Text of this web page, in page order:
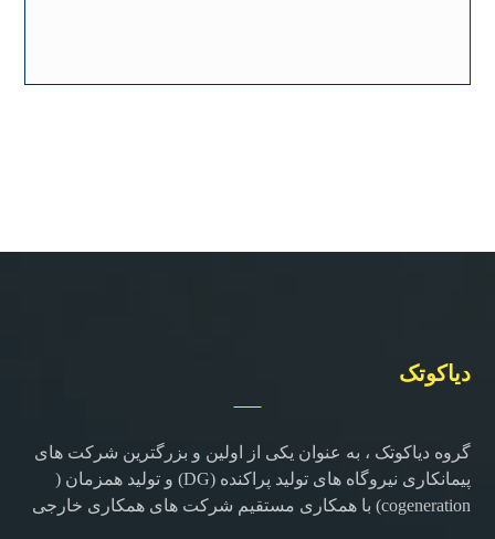
دیاکوتک
گروه دیاکوتک ، به عنوان یکی از اولین و بزرگترین شرکت های
پیمانکاری نیروگاه های تولید پراکنده (DG) و تولید همزمان (
cogeneration) با همکاری مستقیم شرکت های همکاری خارجی